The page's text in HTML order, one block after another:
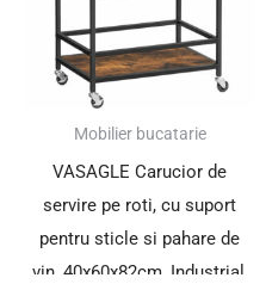
Mobilier bucatarie
VASAGLE Carucior de
servire pe roti, cu suport
pentru sticle si pahare de
vin, 40x60x82cm, Industrial,